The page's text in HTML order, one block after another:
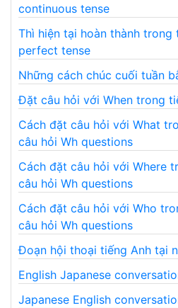
continuous tense
Thì hiện tại hoàn thành trong
perfect tense
Những cách chúc cuối tuần
Đặt câu hỏi với When trong
Cách đặt câu hỏi với What
câu hỏi Wh questions
Cách đặt câu hỏi với Where
câu hỏi Wh questions
Cách đặt câu hỏi với Who
câu hỏi Wh questions
Đoạn hội thoại tiếng Anh tại
English Japanese
Japanese English